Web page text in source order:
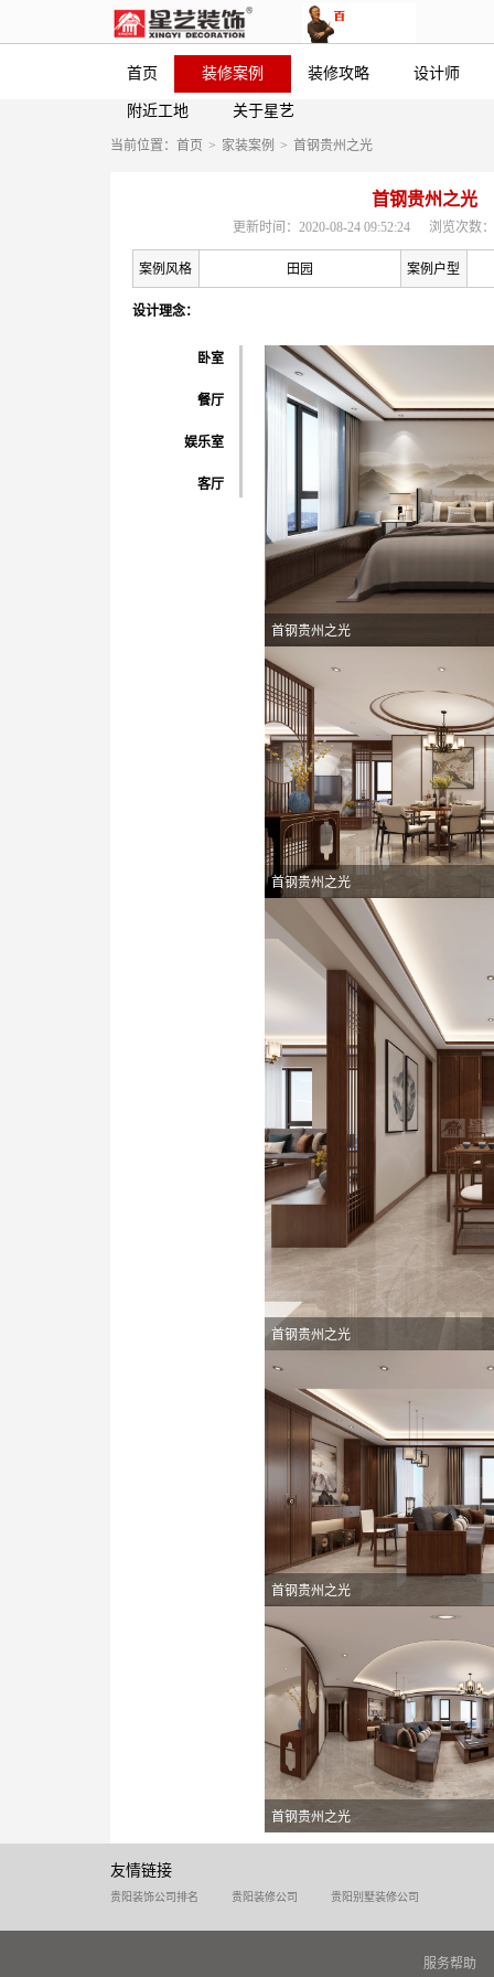
首页 装修案例 装修攻略 设计师
附近工地 关于星艺
当前位置： 首页 > 家装案例 > 首钢贵州之光
首钢贵州之光
更新时间：2020-08-24 09:52:24 浏览次数
案例风格 田园 案例户型
设计理念：
卧室
餐厅
娱乐室
客厅
首钢贵州之光
首钢贵州之光
首钢贵州之光
首钢贵州之光
首钢贵州之光
友情链接
贵阳装饰公司排名 贵阳装修公司 贵阳别墅装修公司
服务帮助